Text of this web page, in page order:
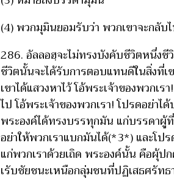
(4) พวกมุมินยอมรับว่า พวกเขาจะกลับ
286. อัลลอฮฺจะไม่ทรงบังคับชีวิตหนึ่ง
ชีวิตนั้นจะได้รับการตอบแทนดีในสิ่งที่เ
เขาได้แสวงหาไว้ โอ้พระเจ้าของพวกเ
ไป โอ้พระเจ้าของพวกเรา! โปรดอย่า
พระองค์ได้ทรงบรรทุกมัน แก่บรรดาผู้
อย่าให้พวกเราแบกมันได้(*3*) และโป
แก่พวกเราด้วยเถิด พระองค์นั้น คือผุ้ป
เรับชัยชนะเหนือกลุ่มชนที่ปฏิเสธศรัทธ